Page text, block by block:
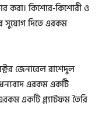
করা। কিশোর-কিশোরী ও
সুযোগ দিতে এরকম
জেনারেল রাশেদুল
এরকম একটি
একটি প্ল্যাটফম তৈরি